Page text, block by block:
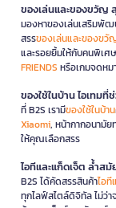
ของเล่นและของขวัญ
มองหาของเล่นเสริมพัฒ
สรรของเล่นและของขวั
และรอยยิ้มให้กับคนพิเศ
FRIENDS หรือเกมจดหม
ของใช้ในบ้าน ไอเทม
ที่ B2S เรามีของใช้ในบ้าน
Xiaomi, หน้ากากอนามั
ให้คุณเลือกสรร
ไอทีและแก็ดเจ็ต ล้ำส
B2S ได้คัดสรรสินค้าไอที
ทุกไลฟ์สไตล์ดิจิทัล ไม่ว่า